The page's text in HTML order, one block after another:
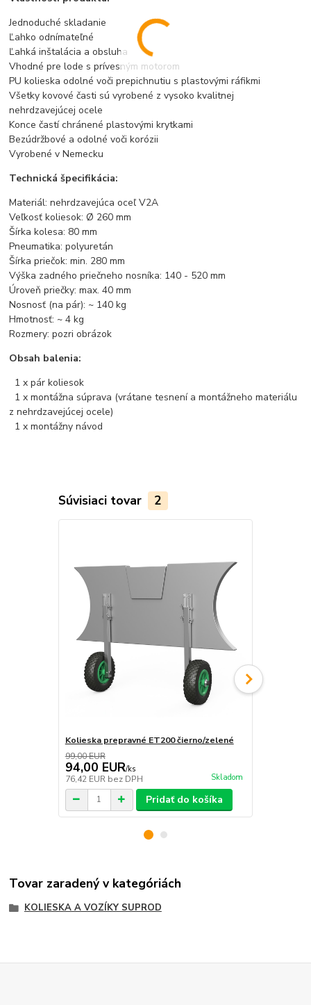
Jednoduché skladanie
Ľahko odnímateľné
Ľahká inštalácia a obsluha
Vhodné pre lode s prívesným motorom
PU kolieska odolné voči prepichnutiu s plastovými ráfikmi
Všetky kovové časti sú vyrobené z vysoko kvalitnej
nehrdzavejúcej ocele
Konce častí chránené plastovými krytkami
Bezúdržbové a odolné voči korózii
Vyrobené v Nemecku
Technická špecifikácia:
Materiál: nehrdzavejúca oceľ V2A
Veľkosť koliesok: Ø 260 mm
Šírka kolesa: 80 mm
Pneumatika: polyuretán
Šírka priečok: min. 280 mm
Výška zadného priečneho nosníka: 140 - 520 mm
Úroveň priečky: max. 40 mm
Nosnosť (na pár): ~ 140 kg
Hmotnosť: ~ 4 kg
Rozmery: pozri obrázok
Obsah balenia:
1 x pár koliesok
1 x montážna súprava (vrátane tesnení a montážneho materiálu
z nehrdzavejúcej ocele)
1 x montážny návod
Súvisiaci tovar 2
Kolieska prepravné ET200 čierno/zelené
99,00 EUR
94,00 EUR/ks
76,42 EUR bez DPH Skladom
Pridať do košíka
Tovar zaradený v kategóriách
KOLIESKA A VOZÍKY SUPROD